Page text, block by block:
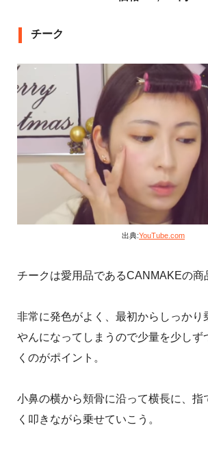
チーク
出典:YouTube.com
チークは愛用品であるCANMAKEの商
非常に発色がよく、最初からしっかり
やんになってしまうので少量を少しず
くのがポイント。
小鼻の横から頬骨に沿って横長に、指
く叩きながら乗せていこう。